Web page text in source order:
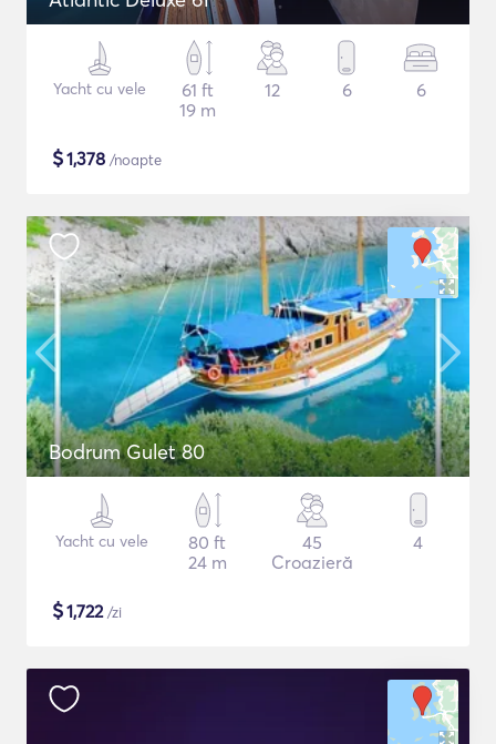
Yacht cu vele
61 ft
19 m
12 6 6
$1,378 /noapte
Bodrum Gulet 80
Yacht cu vele
80 ft
24 m
45
Croazieră
4
$1,722/zi